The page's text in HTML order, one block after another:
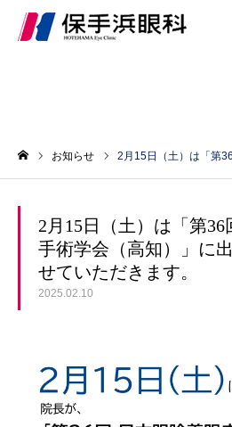
お知らせ 2月15日（土）は「第36回 日本眼瞼義眼床手
2月15日（土）は「第
手術学会（高知）」に
せていただきます。
2025.02.10